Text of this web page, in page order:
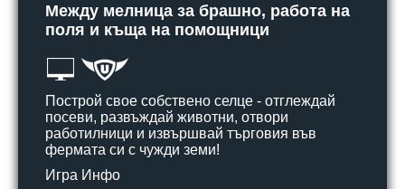
Между мелница за брашно, работа на
поля и къща на помощници
Построй свое собствено селце - отглеждай
посеви, развъждай животни, отвори
работилници и извършвай търговия във
фермата си с чужди земи!
Игра Инфо